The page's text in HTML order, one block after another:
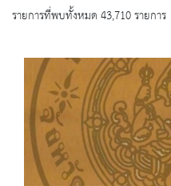
รายการที่พบทั้งหมด 43,710 รายการ